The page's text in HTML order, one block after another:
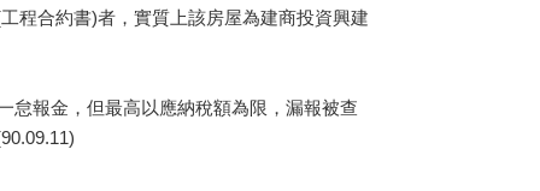
程合約書)者，實質上該房屋為建商投資興建
報金，但最高以應納稅額為限，漏報被查